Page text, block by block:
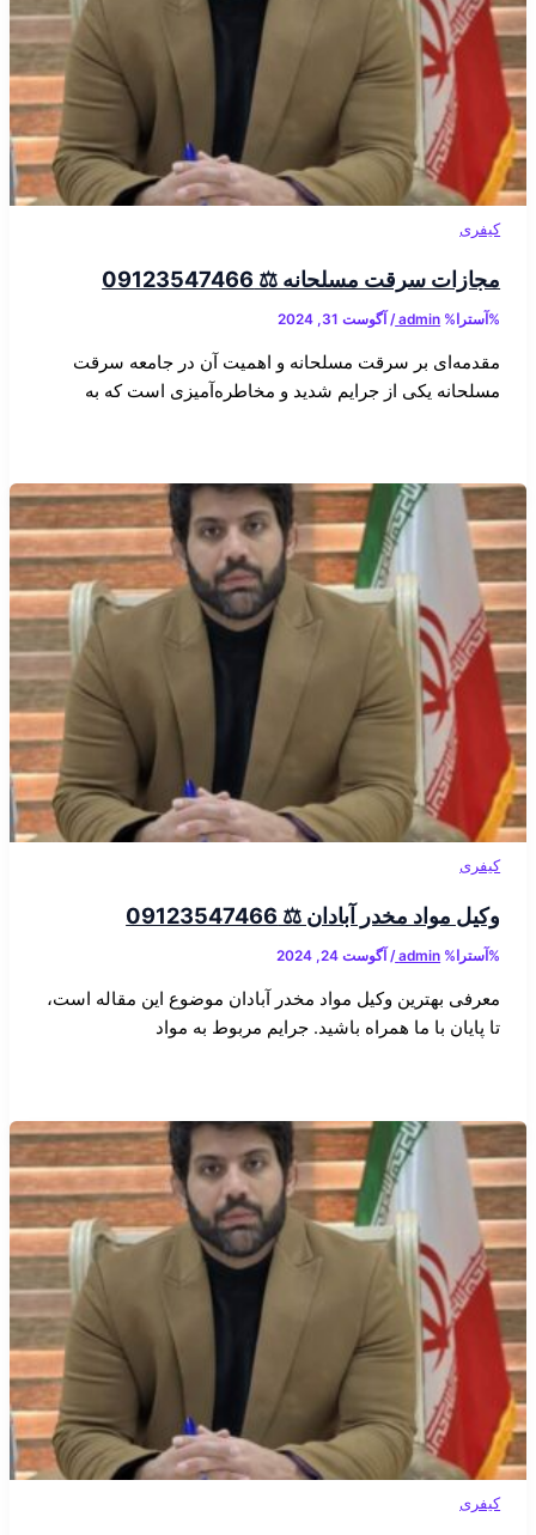
کیفری
مجازات سرقت مسلحانه ⚖️ 09123547466
%آسترا% admin
/ آگوست 31, 2024
مقدمه‌ای بر سرقت مسلحانه و اهمیت آن در جامعه سرقت
مسلحانه یکی از جرایم شدید و مخاطره‌آمیزی است که به
کیفری
وکیل مواد مخدر آبادان ⚖️ 09123547466
%آسترا% admin
/ آگوست 24, 2024
معرفی بهترین وکیل مواد مخدر آبادان موضوع این مقاله است،
تا پایان با ما همراه باشید. جرایم مربوط به مواد
کیفری